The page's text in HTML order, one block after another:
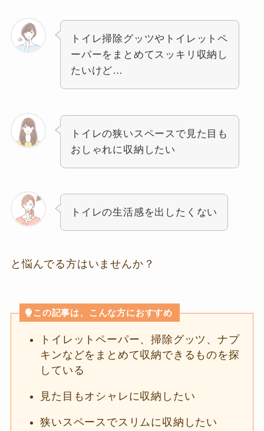
トイレ掃除グッツやトイレットペ
ーパーをまとめてスッキリ収納し
たいけど…
トイレの狭いスペースで見た目も
おしゃれに収納したい
トイレの生活感を出したくない
と悩んでる方はいませんか？
この記事は、こんな方におすすめ
トイレットペーパー、掃除グッツ、ナプ
キンなどをまとめて収納できるものを探
している
見た目もオシャレに収納したい
狭いスペースでスリムに収納したい